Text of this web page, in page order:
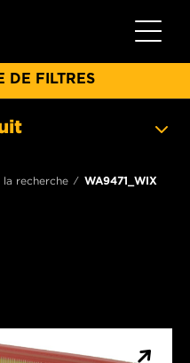
Toggle
DE FILTRES
la recherche WA9471_WIX